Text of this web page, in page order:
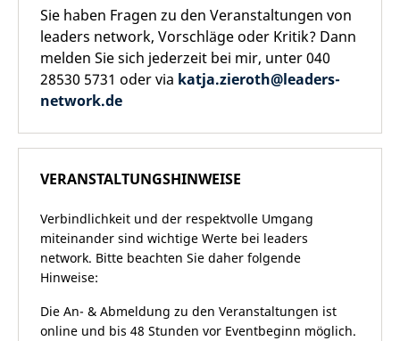
Sie haben Fragen zu den Veranstaltungen von
leaders network, Vorschläge oder Kritik? Dann
melden Sie sich jederzeit bei mir, unter 040
28530 5731 oder via katja.zieroth@leaders-
network.de
VERANSTALTUNGSHINWEISE
Verbindlichkeit und der respektvolle Umgang
miteinander sind wichtige Werte bei leaders
network. Bitte beachten Sie daher folgende
Hinweise:
Die An- & Abmeldung zu den Veranstaltungen ist
online und bis 48 Stunden vor Eventbeginn möglich.